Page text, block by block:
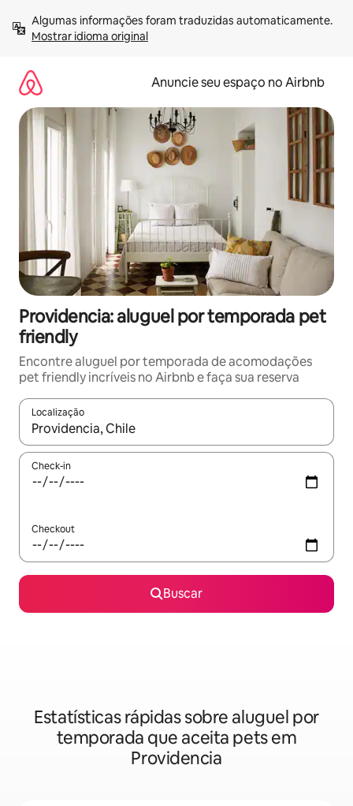
para
Mostrar idioma original
Anuncie seu espaço no Airbnb
Providencia: aluguel por temporada pet
friendly
Encontre aluguel por temporada de acomodações
pet friendly incríveis no Airbnb e faça sua reserva
Localização
Quando os resultados estiverem disponíveis, explore-os
Check-in
Checkout
Buscar
Estatísticas rápidas sobre aluguel por
temporada que aceita pets em
Providencia